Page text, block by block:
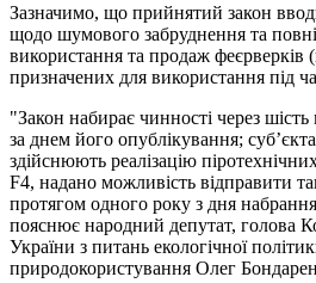
Зазначимо, що прийнятий закон
щодо шумового забруднення та
використання та продаж феєрверків
призначених для використання під
"Закон набирає чинності через шість
за днем його опублікування;
здійснюють реалізацію
F4, надано можливість відправити
протягом одного року з дня
пояснює народний депутат, голова
України з питань екологічної
природокористування Олег